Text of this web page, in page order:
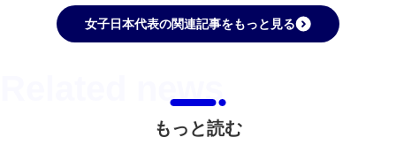
女子日本代表の関連記事をもっと見る
もっと読む